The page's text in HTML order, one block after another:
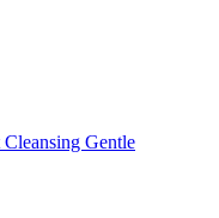
Gentle